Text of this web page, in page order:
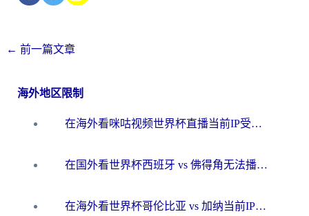
← 前一篇文章
海外地区限制
在海外看咪咕视频世界杯直播当前IP受限制？这篇指南帮你搞定所有体育赛事观看难题
在国外看世界杯西班牙 vs 佛得角无法播放？这篇指南帮你解锁所有中文体育直播
在海外看世界杯哥伦比亚 vs 加纳当前IP受限制？这篇指南帮你流畅看中文解说赛事